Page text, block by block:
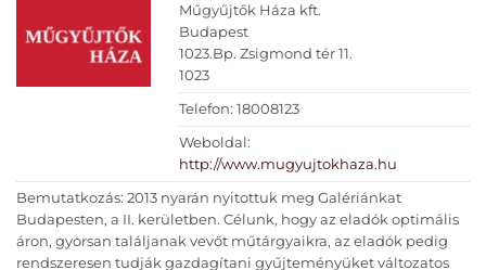
Műgyűjtők Háza kft.
Budapest
1023.Bp. Zsigmond tér 11.
1023
Telefon: 18008123
Weboldal:
http://www.mugyujtokhaza.hu
Bemutatkozás: 2013 nyarán nyitottuk meg Galériánkat
Budapesten, a II. kerületben. Célunk, hogy az eladók optimális
áron, gyorsan találjanak vevőt műtárgyaikra, az eladók pedig
rendszeresen tudják gazdagítani gyűjteményüket változatos